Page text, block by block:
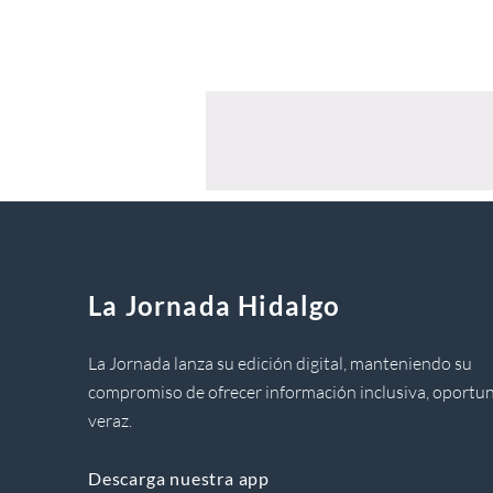
La Jornada Hidalgo
La Jornada lanza su edición digital, manteniendo su
compromiso de ofrecer información inclusiva,
veraz.
Descarga nuestra app